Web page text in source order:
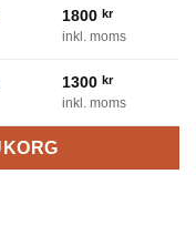
1800kr
inkl. moms
1300kr
inkl. moms